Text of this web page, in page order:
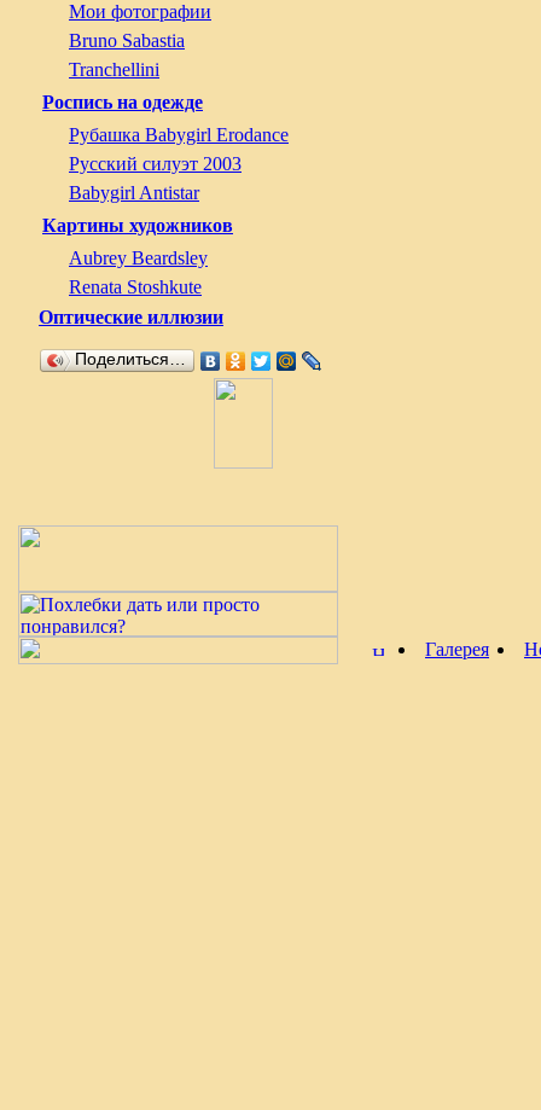
Мои фотографии
Bruno Sabastia
Tranchellini
Роспись на одежде
Рубашка Babygirl Erodance
Русский силуэт 2003
Babygirl Antistar
Картины художников
Aubrey Beardsley
Renata Stoshkute
Оптические иллюзии
Поделиться…
Галерея